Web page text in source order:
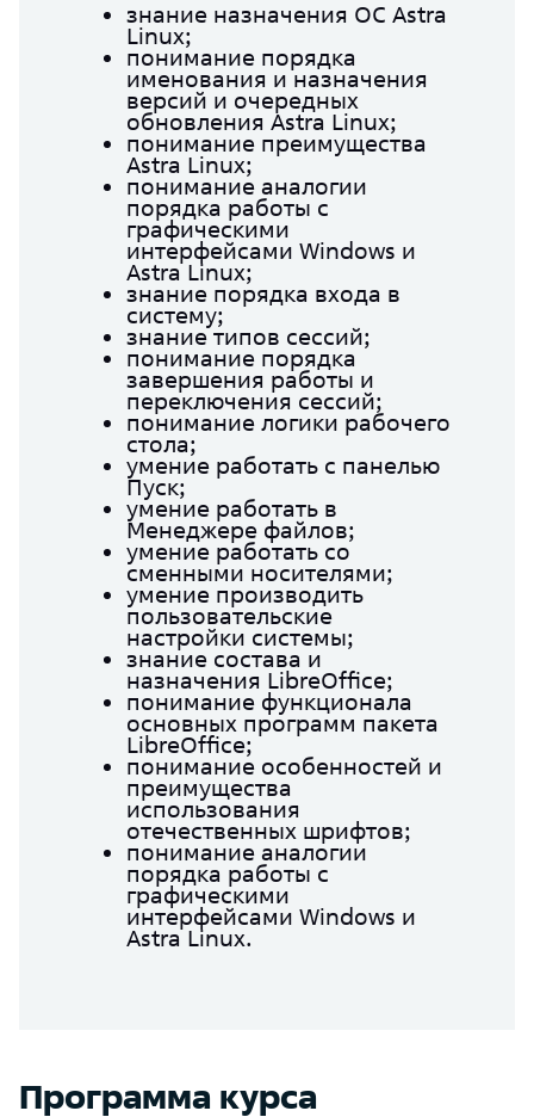
знание назначения ОС Astra
Linux;
понимание порядка
именования и назначения
версий и очередных
обновления Astra Linux;
понимание преимущества
Astra Linux;
понимание аналогии
порядка работы с
графическими
интерфейсами Windows и
Astra Linux;
знание порядка входа в
систему;
знание типов сессий;
понимание порядка
завершения работы и
переключения сессий;
понимание логики рабочего
стола;
умение работать с панелью
Пуск;
умение работать в
Менеджере файлов;
умение работать со
сменными носителями;
умение производить
пользовательские
настройки системы;
знание состава и
назначения LibreOffice;
понимание функционала
основных программ пакета
LibreOffice;
понимание особенностей и
преимущества
использования
отечественных шрифтов;
понимание аналогии
порядка работы с
графическими
интерфейсами Windows и
Astra Linux.
Программа курса